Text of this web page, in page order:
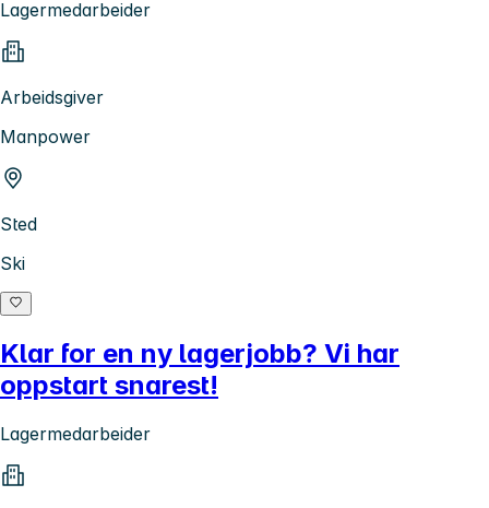
Lagermedarbeider
Arbeidsgiver
Manpower
Sted
Ski
Klar for en ny lagerjobb? Vi har
oppstart snarest!
Lagermedarbeider